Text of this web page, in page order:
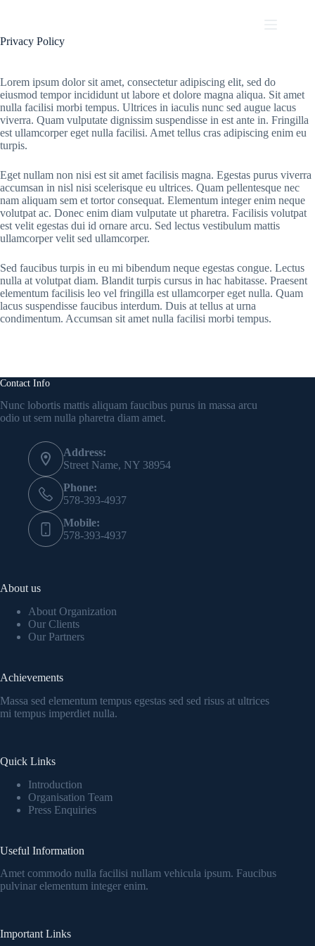
Privacy Policy
Lorem ipsum dolor sit amet, consectetur adipiscing elit, sed do
eiusmod tempor incididunt ut labore et dolore magna aliqua. Sit amet
nulla facilisi morbi tempus. Ultrices in iaculis nunc sed augue lacus
viverra. Quam vulputate dignissim suspendisse in est ante in. Fringilla
est ullamcorper eget nulla facilisi. Amet tellus cras adipiscing enim eu
turpis.
Eget nullam non nisi est sit amet facilisis magna. Egestas purus viverra
accumsan in nisl nisi scelerisque eu ultrices. Quam pellentesque nec
nam aliquam sem et tortor consequat. Elementum integer enim neque
volutpat ac. Donec enim diam vulputate ut pharetra. Facilisis volutpat
est velit egestas dui id ornare arcu. Sed lectus vestibulum mattis
ullamcorper velit sed ullamcorper.
Sed faucibus turpis in eu mi bibendum neque egestas congue. Lectus
nulla at volutpat diam. Blandit turpis cursus in hac habitasse. Praesent
elementum facilisis leo vel fringilla est ullamcorper eget nulla. Quam
lacus suspendisse faucibus interdum. Duis at tellus at urna
condimentum. Accumsan sit amet nulla facilisi morbi tempus.
Contact Info
Nunc lobortis mattis aliquam faucibus purus in massa arcu
odio ut sem nulla pharetra diam amet.
Address:
Street Name, NY 38954
Phone:
578-393-4937
Mobile:
578-393-4937
About us
About Organization
Our Clients
Our Partners
Achievements
Massa sed elementum tempus egestas sed sed risus at ultrices
mi tempus imperdiet nulla.
Quick Links
Introduction
Organisation Team
Press Enquiries
Useful Information
Amet commodo nulla facilisi nullam vehicula ipsum. Faucibus
pulvinar elementum integer enim.
Important Links